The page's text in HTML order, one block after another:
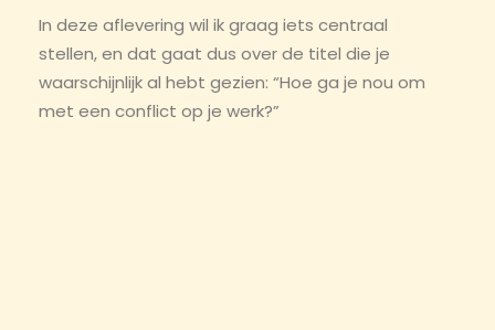
In deze aflevering wil ik graag iets centraal
stellen, en dat gaat dus over de titel die je
waarschijnlijk al hebt gezien: “Hoe ga je nou om
met een conflict op je werk?”